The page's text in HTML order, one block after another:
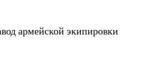
армейской экипировки